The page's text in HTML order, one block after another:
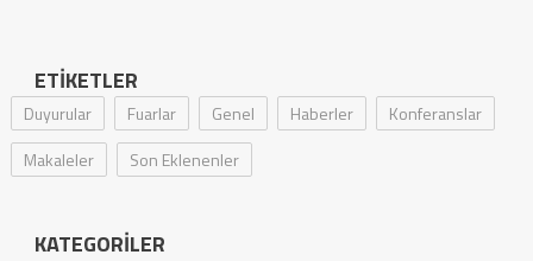
ETIKETLER
Duyurular Fuarlar Genel Haberler
Konferanslar
Makaleler
Son Eklenenler
KATEGORILER